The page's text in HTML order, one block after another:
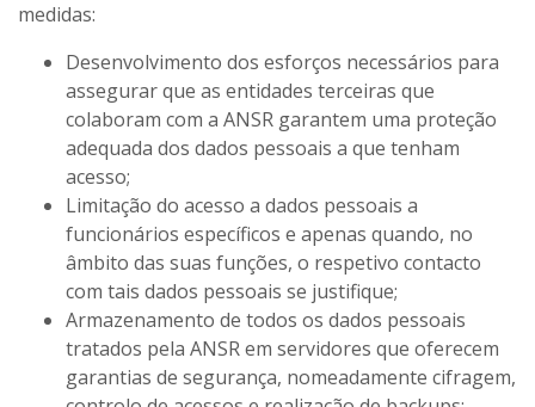
medidas:
Desenvolvimento dos esforços necessários para
assegurar que as entidades terceiras que
colaboram com a ANSR garantem uma proteção
adequada dos dados pessoais a que tenham
acesso;
Limitação do acesso a dados pessoais a
funcionários específicos e apenas quando, no
âmbito das suas funções, o respetivo contacto
com tais dados pessoais se justifique;
Armazenamento de todos os dados pessoais
tratados pela ANSR em servidores que oferecem
garantias de segurança, nomeadamente cifragem,